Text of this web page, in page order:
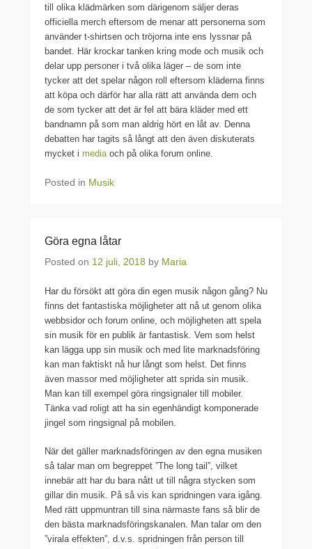
till olika klädmärken som därigenom säljer deras
officiella merch eftersom de menar att personerna som
använder t-shirtsen och tröjorna inte ens lyssnar på
bandet. Här krockar tanken kring mode och musik och
delar upp personer i två olika läger – de som inte
tycker att det spelar någon roll eftersom kläderna finns
att köpa och därför har alla rätt att använda dem och
de som tycker att det är fel att bära kläder med ett
bandnamn på som man aldrig hört en låt av. Denna
debatten har tagits så långt att den även diskuterats
mycket i mediaoch på olika forum online.
Posted in Musik
Göra egna låtar
Posted on 12 juli, 2018 by Maria
Har du försökt att göra din egen musik någon gång? Nu
finns det fantastiska möjligheter att nå ut genom olika
webbsidor och forum online, och möjligheten att spela
sin musik för en publik är fantastisk. Vem som helst
kan lägga upp sin musik och med lite marknadsföring
kan man faktiskt nå hur långt som helst. Det finns
även massor med möjligheter att sprida sin musik.
Man kan till exempel göra ringsignaler till mobiler.
Tänka vad roligt att ha sin egenhändigt komponerade
jingel som ringsignal på mobilen.
När det gäller marknadsföringen av den egna musiken
så talar man om begreppet ”The long tail”, vilket
innebär att har du bara nått ut till några stycken som
gillar din musik. På så vis kan spridningen vara igång.
Med rätt uppmuntran till sina närmaste fans så blir de
den bästa marknadsföringskanalen. Man talar om den
”virala effekten”, d.v.s. spridningen från person till